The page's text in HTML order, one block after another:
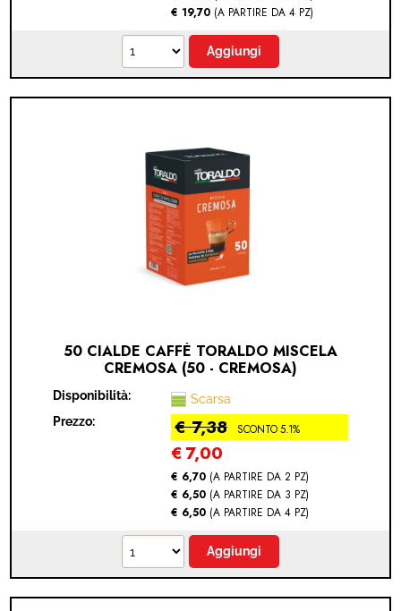
€ 19,70 (A PARTIRE DA 4 PZ)
50 CIALDE CAFFÈ TORALDO MISCELA
CREMOSA (50 - CREMOSA)
Disponibilità:
Scarsa
Prezzo:
€ 7,38 SCONTO 5.1%
€ 7,00
€ 6,70 (A PARTIRE DA 2 PZ)
€ 6,50 (A PARTIRE DA 3 PZ)
€ 6,50 (A PARTIRE DA 4 PZ)